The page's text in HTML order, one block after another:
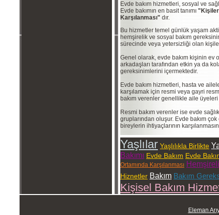
Evde bakım hizmetleri, sosyal ve
Evde bakımın en basit tanımı
Karşılanması" dır.
Bu hizmetler temel günlük yaşam
hemşirelik ve sosyal bakım
sürecinde veya yetersizliği olan
Genel olarak, evde bakım kişinin ev
arkadaşları tarafından etkin ya da
gereksinimlerini içermektedir.
Evde bakım hizmetleri, hasta ve
karşılamak için resmi veya gayri
bakım verenler genellikle aile üyeleri
Resmi bakım verenler ise evde
gruplarından oluşur. Evde bakım
bireylerin ihtiyaçlarının
Yaşlılar Yaşlılıkla Birlikte
Bakımı Evde Bakım Evde
Ortamında Karşılanması
Hiznetler Bakım Bakım
Kişisel Bakım
Eleman